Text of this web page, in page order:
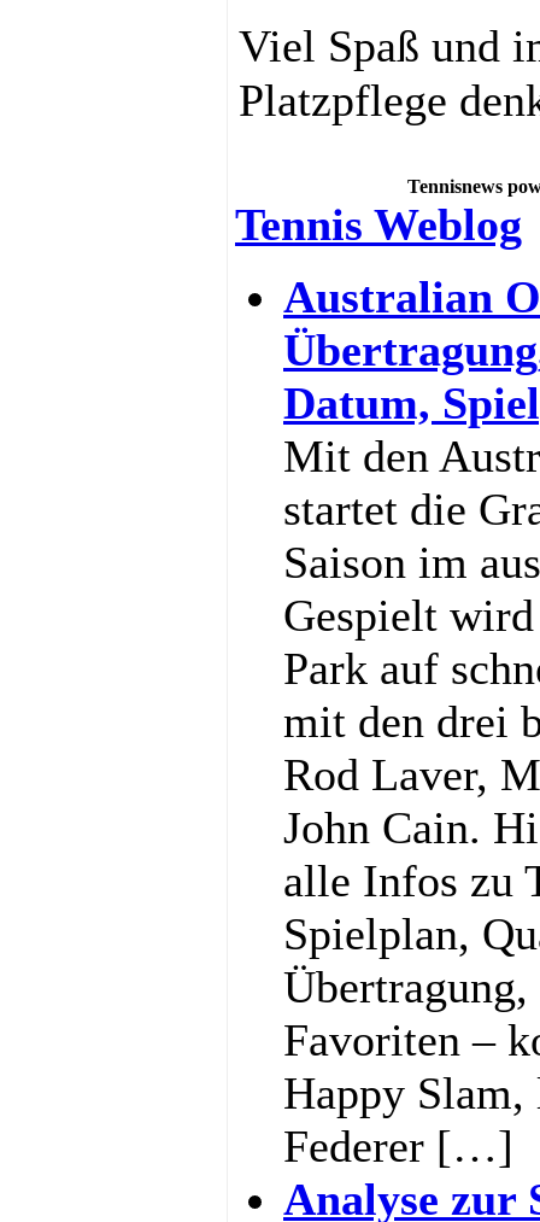
Viel Spaß und
Platzpflege
Tennisnews
Tennis Weblog
Australian
Datum,
Mit den
startet die
Saison im
Gespielt
Park auf
mit den drei
Rod Laver,
John Cain.
alle Infos zu
Spielplan,
Favoriten –
Happy Slam,
Federer […]
Analyse zur